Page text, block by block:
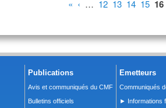
« ‹ … 12 13 14 15 16
Publications
Avis et communiqués du CMF
Bulletins officiels
Emetteurs
Communiqués
► Informations